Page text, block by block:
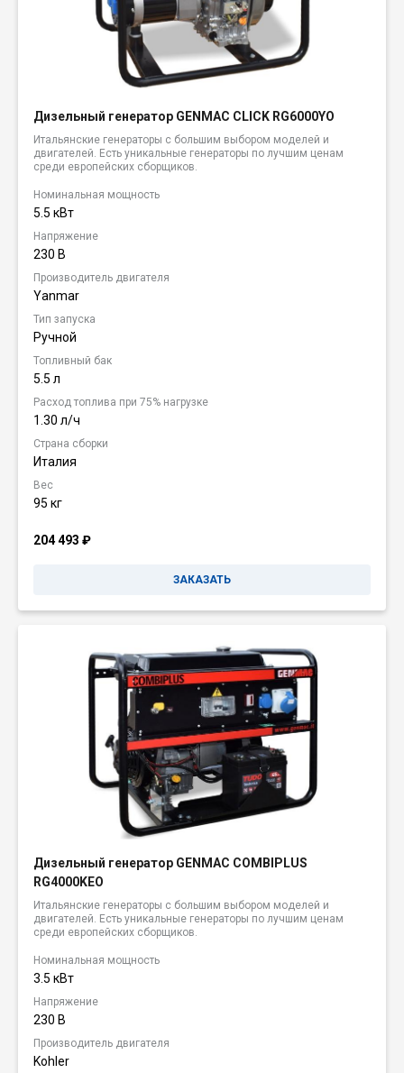
Дизельный генератор GENMAC CLICK RG6000YO
Итальянские генераторы с большим выбором моделей и
двигателей. Есть уникальные генераторы по лучшим ценам
среди европейских сборщиков.
Номинальная мощность
5.5 кВт
Напряжение
230 В
Производитель двигателя
Yanmar
Тип запуска
Ручной
Топливный бак
5.5 л
Расход топлива при 75% нагрузке
1.30 л/ч
Страна сборки
Италия
Вес
95 кг
204 493 ₽
ЗАКАЗАТЬ
Дизельный генератор GENMAC COMBIPLUS
RG4000KEO
Итальянские генераторы с большим выбором моделей и
двигателей. Есть уникальные генераторы по лучшим ценам
среди европейских сборщиков.
Номинальная мощность
3.5 кВт
Напряжение
230 В
Производитель двигателя
Kohler